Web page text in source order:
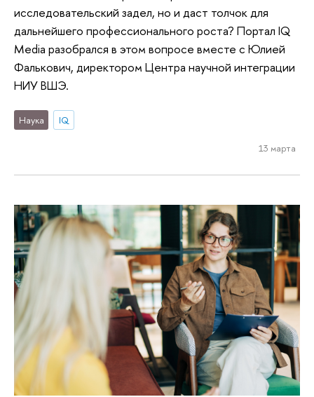
исследовательский задел, но и даст толчок для
дальнейшего профессионального роста? Портал IQ
Media разобрался в этом вопросе вместе с Юлией
Фалькович, директором Центра научной интеграции
НИУ ВШЭ.
Наука IQ
13 марта